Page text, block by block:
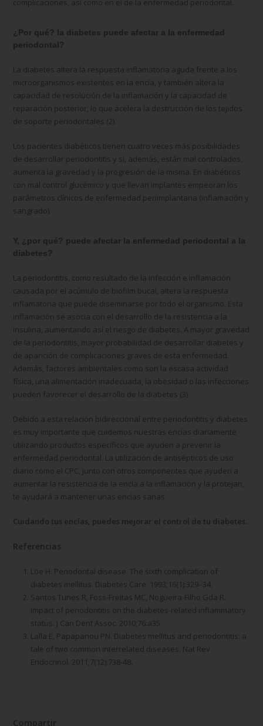
complicaciones, así como en el de la enfermedad periodontal.
¿Por qué? la diabetes puede afectar a la enfermedad
periodontal?
La diabetes altera la respuesta inflamatoria aguda frente a los
microorganismos existentes en la encía, y también altera la
capacidad de resolución de la inflamación y la capacidad de
reparación posterior, lo que acelera la destrucción de los tejidos
de soporte periodontales (2).
Los pacientes diabéticos tienen cuatro veces más posibilidades
de desarrollar periodontitis y si, además, están mal controlados,
aumenta la gravedad y la progresión de la misma. En diabéticos
con mal control glucémico y que llevan implantes empeoran los
parámetros clínicos de enfermedad periimplantaria (inflamación y
sangrado).
Y, ¿por qué? puede afectar la enfermedad periodontal a la
diabetes?
La periodontitis, como resultado de la infección e inflamación
causada por el acúmulo de biofilm bucal, altera la respuesta
inflamatoria que puede diseminarse por todo el organismo. Esta
inflamación se asocia con el desarrollo de la resistencia a la
insulina, aumentando así el riesgo de diabetes. A mayor gravedad
de la periodontitis, mayor probabilidad de desarrollar diabetes y
de aparición de complicaciones graves de esta enfermedad.
Además, factores ambientales como son la escasa actividad
física, una alimentación inadecuada, la obesidad o las infecciones
pueden favorecer el desarrollo de la diabetes (3).
Debido a esta relación bidireccional entre periodontitis y diabetes
es muy importante que cuidemos nuestras encías diariamente
utilizando productos específicos que ayuden a prevenir la
enfermedad periodontal. La utilización de antisépticos de uso
diario como el CPC, junto con otros componentes que ayuden a
aumentar la resistencia de la encía a la inflamación y la protejan,
te ayudará a mantener unas encías sanas.
Cuidando tus encías, puedes mejorar el control de tu diabetes.
Referencias
Löe H. Periodontal disease. The sixth complication of
diabetes mellitus. Diabetes Care. 1993;16(1):329–34.
Santos Tunes R, Foss-Freitas MC, Nogueira-Filho Gda R.
Impact of periodontitis on the diabetes-related inflammatory
status. J Can Dent Assoc. 2010;76:a35.
Lalla E, Papapanou PN. Diabetes mellitus and periodontitis: a
tale of two common interrelated diseases. Nat Rev
Endocrinol. 2011;7(12):738-48.
Compartir